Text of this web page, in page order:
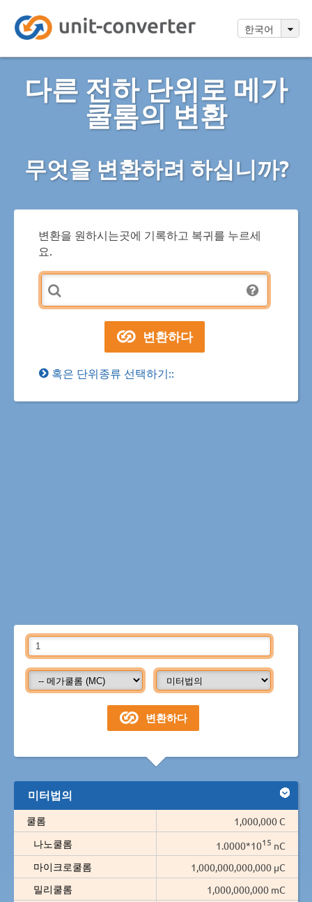
한국어
다른 전하 단위로 메가
쿨롬의 변환
무엇을 변환하려 하십니까?
변환을 원하시는곳에 기록하고 복귀를 누르세
요.
혹은 단위종류 선택하기::
미터법의
쿨롬
1,000,000 C
나노쿨롬
1.0000*1015 nC
마이크로쿨롬
1,000,000,000,000 µC
밀리쿨롬
1,000,000,000 mC